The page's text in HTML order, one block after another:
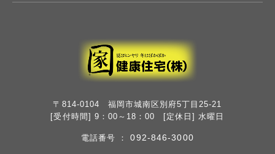
〒814-0104 福岡市城南区別府5丁目25-21
[受付時間] 9：00～18：00 [定休日] 水曜日
電話番号 ：092-846-3000